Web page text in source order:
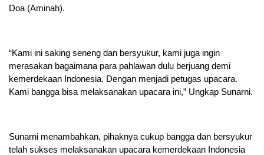
Doa (Aminah).
“Kami ini saking seneng dan bersyukur, kami juga ingin
merasakan bagaimana para pahlawan dulu berjuang demi
kemerdekaan Indonesia. Dengan menjadi petugas upacara.
Kami bangga bisa melaksanakan upacara ini,” Ungkap Sunarni.
Sunarni menambahkan, pihaknya cukup bangga dan bersyukur
telah sukses melaksanakan upacara kemerdekaan Indonesia